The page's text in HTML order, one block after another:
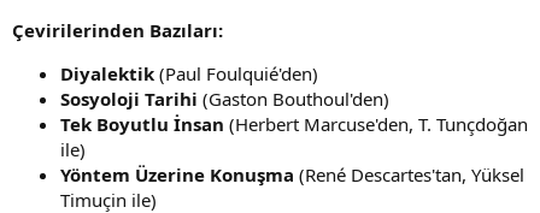
Çevirilerinden Bazıları:
Diyalektik (Paul Foulquié'den)
Sosyoloji Tarihi (Gaston Bouthoul'den)
Tek Boyutlu İnsan (Herbert Marcuse'den, T. Tunçdoğan
ile)
Yöntem Üzerine Konuşma (René Descartes'tan, Yüksel
Timuçin ile)